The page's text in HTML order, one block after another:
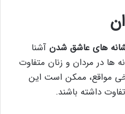
های عاشق شدن آشنا
ها در مردان و زنان متفاوت
مواقع، ممکن است این
داشته باشند.